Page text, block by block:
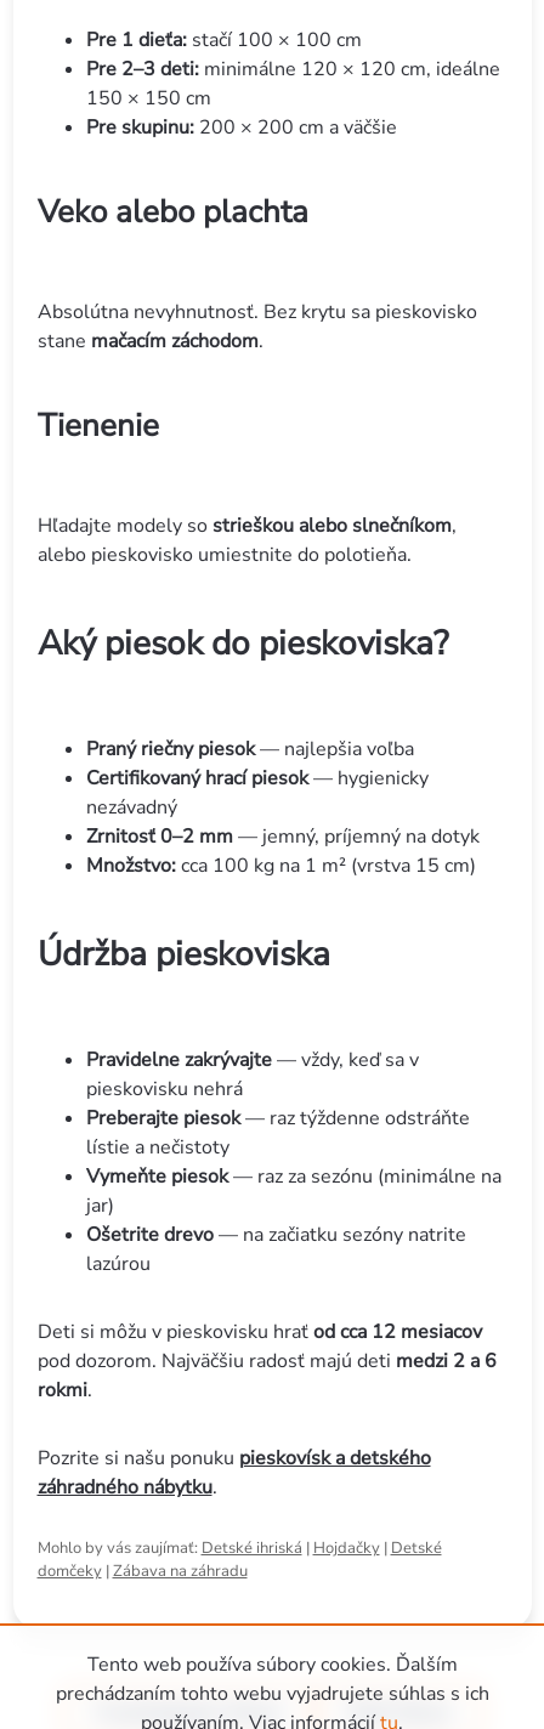
Tento web používa súbory cookies. Ďalším
prechádzaním tohto webu vyjadrujete súhlas s ich
používaním. Viac informáciítu.
Pre 1 dieťa:stačí 100 × 100 cm
Pre 2–3 deti:minimálne 120 × 120 cm, ideálne
150 × 150 cm
Pre skupinu:200 × 200 cm a väčšie
Veko alebo plachta
Absolútna nevyhnutnosť. Bez krytu sa pieskovisko
stane mačacím záchodom.
Tienenie
Hľadajte modely sostrieškou alebo slnečníkom,
alebo pieskovisko umiestnite do polotieňa.
Aký piesok do pieskoviska?
Praný riečny piesok— najlepšia voľba
Certifikovaný hrací piesok— hygienicky
nezávadný
Zrnitosť 0–2 mm— jemný, príjemný na dotyk
Množstvo:cca 100 kg na 1 m² (vrstva 15 cm)
Údržba pieskoviska
Pravidelne zakrývajte— vždy, keď sa v
pieskovisku nehrá
Preberajte piesok— raz týždenne odstráňte
lístie a nečistoty
Vymeňte piesok— raz za sezónu (minimálne na
jar)
Ošetrite drevo— na začiatku sezóny natrite
lazúrou
Deti si môžu v pieskovisku hraťod cca 12 mesiacov
pod dozorom. Najväčšiu radosť majú deti medzi 2 a 6
rokmi.
Pozrite si našu ponuku pieskovísk a detského
záhradného nábytku.
Mohlo by vás zaujímať: Detské ihriská | Hojdačky| Detské
domčeky|Zábava na záhradu
Predchádzajúci článok Ďalší článok